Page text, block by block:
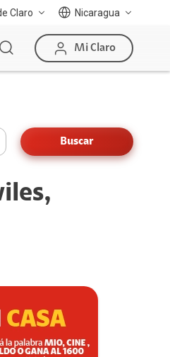
Claro Nicaragua
Mi Claro
Buscar